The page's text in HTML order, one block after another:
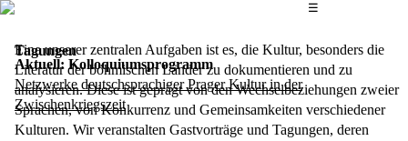
Das
☰
Tagungen
Eine unserer zentralen Aufgaben ist es, die Kultur, besonders die
Literatur der böhmischen Länder zu dokumentieren und zu
analysieren. Diese ist geprägt von den Wechselbeziehungen zweier
Sprachen, von Konkurrenz und Gemeinsamkeiten verschiedener
Kulturen. Wir veranstalten Gastvorträge und Tagungen, deren
Aktuell: Kolloquiumsprogramm
Netzwerke deutschsprachiger Prager Kultur in der
Zwischenkriegszeit